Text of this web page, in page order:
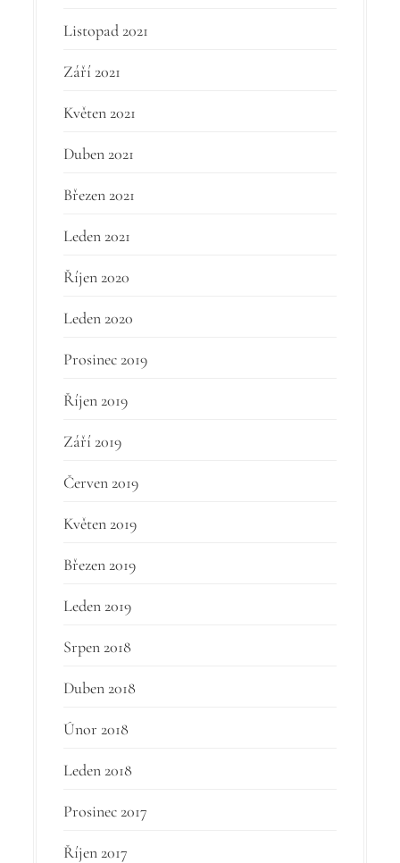
Listopad 2021
Září 2021
Květen 2021
Duben 2021
Březen 2021
Leden 2021
Říjen 2020
Leden 2020
Prosinec 2019
Říjen 2019
Září 2019
Červen 2019
Květen 2019
Březen 2019
Leden 2019
Srpen 2018
Duben 2018
Únor 2018
Leden 2018
Prosinec 2017
Říjen 2017